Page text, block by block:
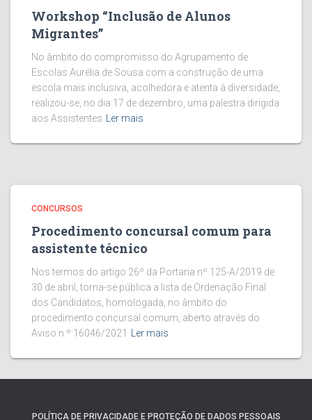
Workshop “Inclusão de Alunos
Migrantes”
No âmbito do compromisso do Agrupamento de
Escolas Aurélia de Sousa com a construção de uma
escola mais inclusiva, acolhedora e atenta à diversidade,
realizou-se, no dia 17 de dezembro, uma palestra dirigida
aos Assistentes
Ler mais
CONCURSOS
Procedimento concursal comum para
assistente técnico
Nos termos do artigo 26º da Portaria nº 125-A/2019 de
30 de abril, torna-se pública a lista de Ordenação Final
dos Candidatos, homologada, no âmbito do
procedimento concursal comum, aberto através do
Aviso n.º 16046/2021
Ler mais
POLÍTICA DE PRIVACIDADE E PROTEÇÃO DE DADOS PESSOAIS